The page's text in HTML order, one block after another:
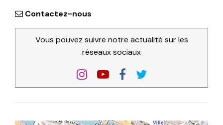
Contactez-nous
Vous pouvez suivre notre actualité sur les
réseaux sociaux